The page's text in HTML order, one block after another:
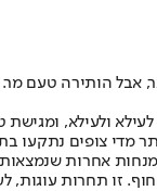
הותירה טעם
ולעילא,
צופים נתקעו
אחרות
זו תחרות עוגות,